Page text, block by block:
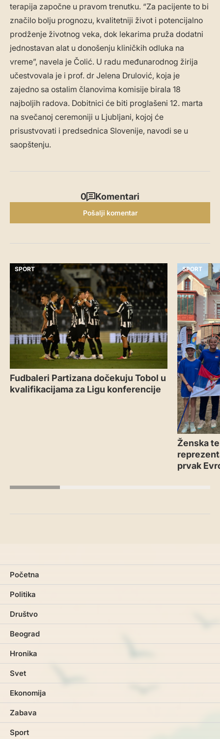
terapija započne u pravom trenutku. “Za pacijente to bi
značilo bolju prognozu, kvalitetniji život i potencijalno
prodženje životnog veka, dok lekarima pruža dodatni
jednostavan alat u donošenju kliničkih odluka na
vreme”, navela je Čolić. U radu međunarodnog žirija
učestvovala je i prof. dr Jelena Drulović, koja je
zajedno sa ostalim članovima komisije birala 18
najboljih radova. Dobitnici će biti proglašeni 12. marta
na svečanoj ceremoniji u Ljubljani, kojoj će
prisustvovati i predsednica Slovenije, navodi se u
saopštenju.
0 Komentari
Pošalji komentar
SPORT
Fudbaleri Partizana dočekuju Tobol u
kvalifikacijama za Ligu konferencije
SPORT
Ženska
prvak
Početna
Politika
Društvo
Beograd
Hronika
Svet
Ekonomija
Zabava
Sport